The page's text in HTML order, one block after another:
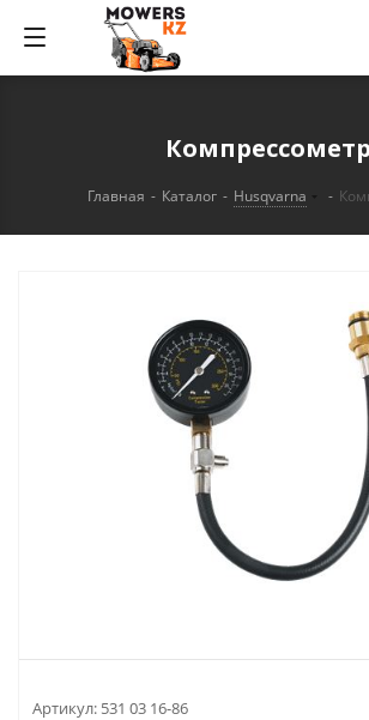
Компрессометр
Главная - Каталог - Husqvarna -
Артикул: 531 03 16-86